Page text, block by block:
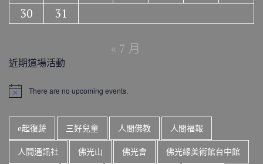
30
31
« 7 月
近期道場活動
N
e
There are no upcoming events.
e起復蔬 三好兒童 人間佛教 人間福報
人間通訊社 佛光山 佛光會 佛光緣美術館台中館